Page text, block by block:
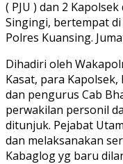
( PJU ) dan 2
Singingi, bertempat
Polres Kuansing.
Dihadiri oleh
Kasat, para
dan pengurus Cab
perwakilan personil
ditunjuk. Pejabat
dan melaksanakan
Kabaglog yg baru